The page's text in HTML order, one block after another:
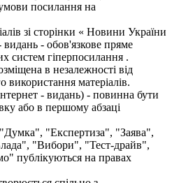
умови посилання на
зі сторінки « Новини України
видань - обов'язкове пряме
систем гіперпосилання .
в незалежності від
використання матеріалів.
- видань) - повинна бути
або в першому абзаці
"Експертиза", "Заява",
"Вибори", "Тест-драйв",
публікуються на правах